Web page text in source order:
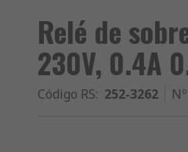
Relé de
230V, 0.4A
Código RS: 252-3262